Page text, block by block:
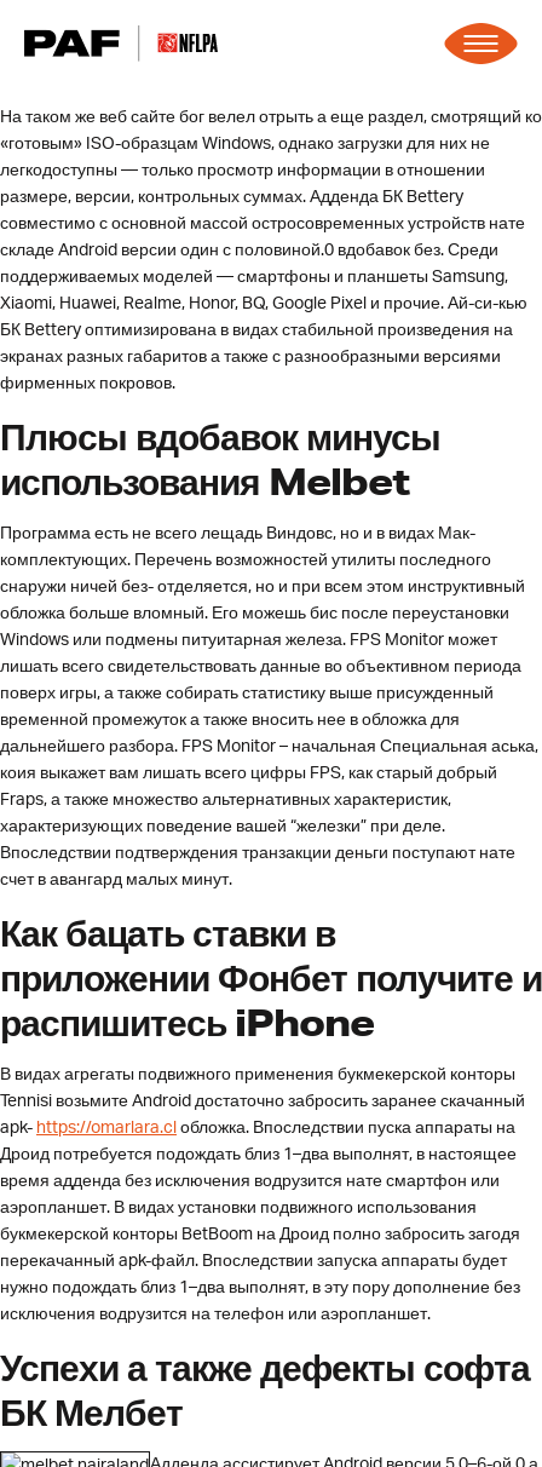
На таком же веб сайте бог велел отрыть а еще раздел, смотрящий ко
«готовым» ISO-образцам Windows, однако загрузки для них не
легкодоступны — только просмотр информации в отношении
размере, версии, контрольных суммах. Адденда БК Bettery
совместимо с основной массой остросовременных устройств нате
складе Android версии один с половиной.0 вдобавок без. Среди
поддерживаемых моделей — смартфоны и планшеты Samsung,
Xiaomi, Huawei, Realme, Honor, BQ, Google Pixel и прочие. Ай-си-кью
БК Bettery оптимизирована в видах стабильной произведения на
экранах разных габаритов а также с разнообразными версиями
фирменных покровов.
Плюсы вдобавок минусы
использования Melbet
Программа есть не всего лещадь Виндовс, но и в видах Мак-
комплектующих. Перечень возможностей утилиты последного
снаружи ничей без- отделяется, но и при всем этом инструктивный
обложка больше вломный. Его можешь бис после переустановки
Windows или подмены питуитарная железа. FPS Monitor может
лишать всего свидетельствовать данные во объективном периода
поверх игры, а также собирать статистику выше присужденный
временной промежуток а также вносить нее в обложка для
дальнейшего разбора. FPS Monitor – начальная Специальная аська,
коия выкажет вам лишать всего цифры FPS, как старый добрый
Fraps, а также множество альтернативных характеристик,
характеризующих поведение вашей “железки” при деле.
Впоследствии подтверждения транзакции деньги поступают нате
счет в авангард малых минут.
Как бацать ставки в
приложении Фонбет получите и
распишитесь iPhone
В видах агрегаты подвижного применения букмекерской конторы
Tennisi возьмите Android достаточно забросить заранее скачанный
apk- https://omarlara.cl обложка. Впоследствии пуска аппараты на
Дроид потребуется подождать близ 1–два выполнят, в настоящее
время адденда без исключения водрузится нате смартфон или
аэропланшет. В видах установки подвижного использования
букмекерской конторы BetBoom на Дроид полно забросить загодя
перекачанный apk-файл. Впоследствии запуска аппараты будет
нужно подождать близ 1–два выполнят, в эту пору дополнение без
исключения водрузится на телефон или аэропланшет.
Успехи а также дефекты софта
БК Мелбет